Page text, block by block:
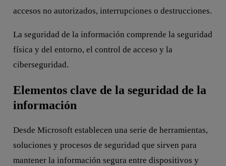
accesos no autorizados, interrupciones o destrucciones.
La seguridad de la información comprende la seguridad
física y del entorno, el control de acceso y la
ciberseguridad.
Elementos clave de la seguridad de la
información
Desde Microsoft establecen una serie de herramientas,
soluciones y procesos de seguridad que sirven para
mantener la información segura entre dispositivos y